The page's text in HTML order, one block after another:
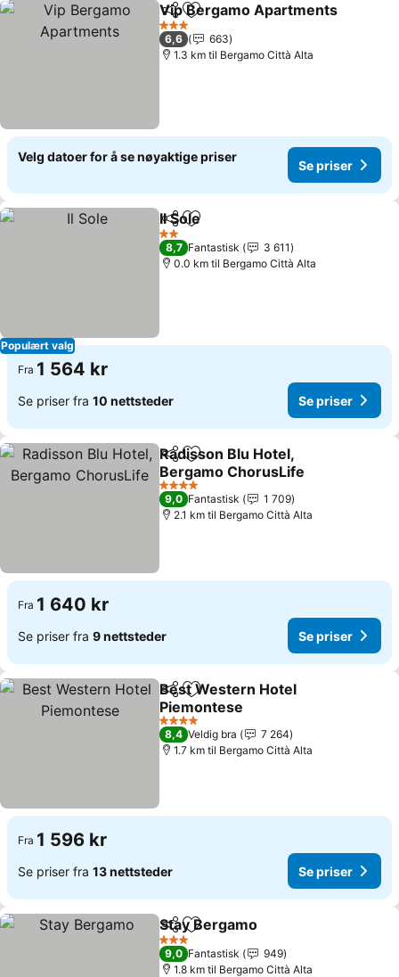
Del Legg til i favoritter
Vip Bergamo Apartments
3 Stjerner
6,6
663
1.3 km til Bergamo Città Alta
Velg datoer for å se nøyaktige priser
Se priser
Populært valg
Del Legg til i favoritter
Il Sole
2 Stjerner
8,7 Fantastisk
3 611
0.0 km til Bergamo Città Alta
Fra 1 564 kr
Se priser fra 10 nettsteder Se priser
Del Legg til i favoritter
Radisson Blu Hotel,
Bergamo ChorusLife
4 Stjerner
9,0 Fantastisk
1 709
2.1 km til Bergamo Città Alta
Fra 1 640 kr
Se priser fra 9 nettsteder Se priser
Del Legg til i favoritter
Best Western Hotel
Piemontese
4 Stjerner
8,4 Veldig bra
7 264
1.7 km til Bergamo Città Alta
Fra 1 596 kr
Se priser fra 13 nettsteder Se priser
Del Legg til i favoritter
Stay Bergamo
3 Stjerner
9,0 Fantastisk
949
1.8 km til Bergamo Città Alta